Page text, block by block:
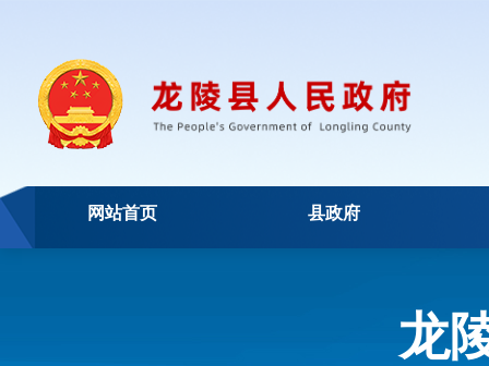
网站首页 县政府
龙